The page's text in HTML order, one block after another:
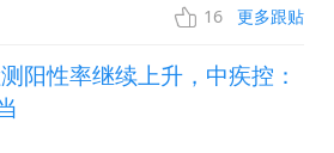
16 更多跟贴
阳性率继续上升，中疾控：